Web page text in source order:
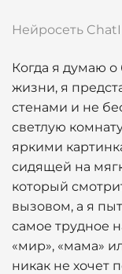
Нейросеть
Когда я думаю
жизни, я
стенами и не
светлую
яркими
сидящей на
который
вызовом, а я
самое трудное
«мир», «мама»
никак не хочет